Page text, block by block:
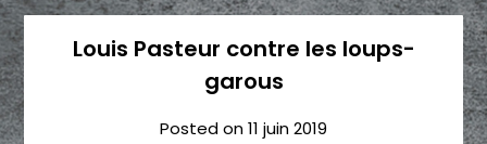
Louis Pasteur contre les loups-
garous
Posted on11 juin 2019